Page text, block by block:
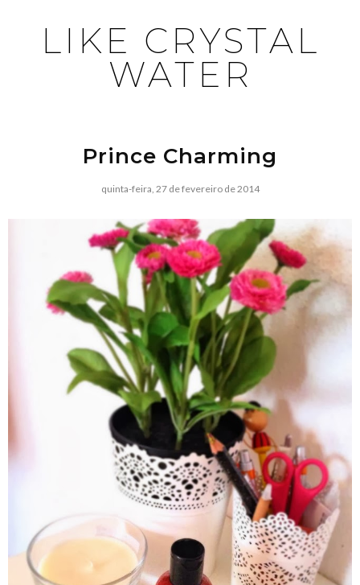
LIKE CRYSTAL
WATER
Prince Charming
quinta-feira, 27 de fevereiro de 2014